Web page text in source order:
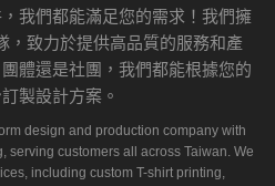
我們都能滿足您的需求！我們擁
，致力於提供高品質的服務和產
體還是社團，我們都能根據您的
製設計方案。
design and production company with
serving customers all across Taiwan. We
including custom T-shirt printing,